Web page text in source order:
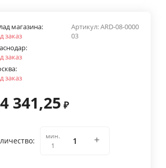
Артикул:ARD-08-0000
03
магазина:
заказ
заказ
заказ
341,25 ₽
мин.
1